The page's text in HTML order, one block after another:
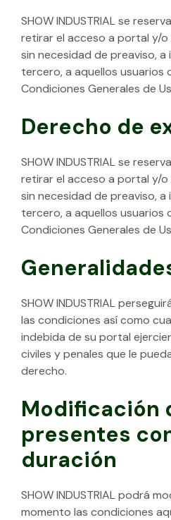
SHOW INDUSTRIAL se
retirar el acceso a portal y/
sin necesidad de preaviso,
tercero, a aquellos usuarios
Condiciones Generales de
Derecho de
SHOW INDUSTRIAL se
retirar el acceso a portal y/
sin necesidad de preaviso,
tercero, a aquellos usuarios
Condiciones Generales de
SHOW INDUSTRIAL
las condiciones así como
indebida de su portal
civiles y penales que le
derecho.
Modificación
presentes
duración
SHOW INDUSTRIAL podrá
momento las condiciones